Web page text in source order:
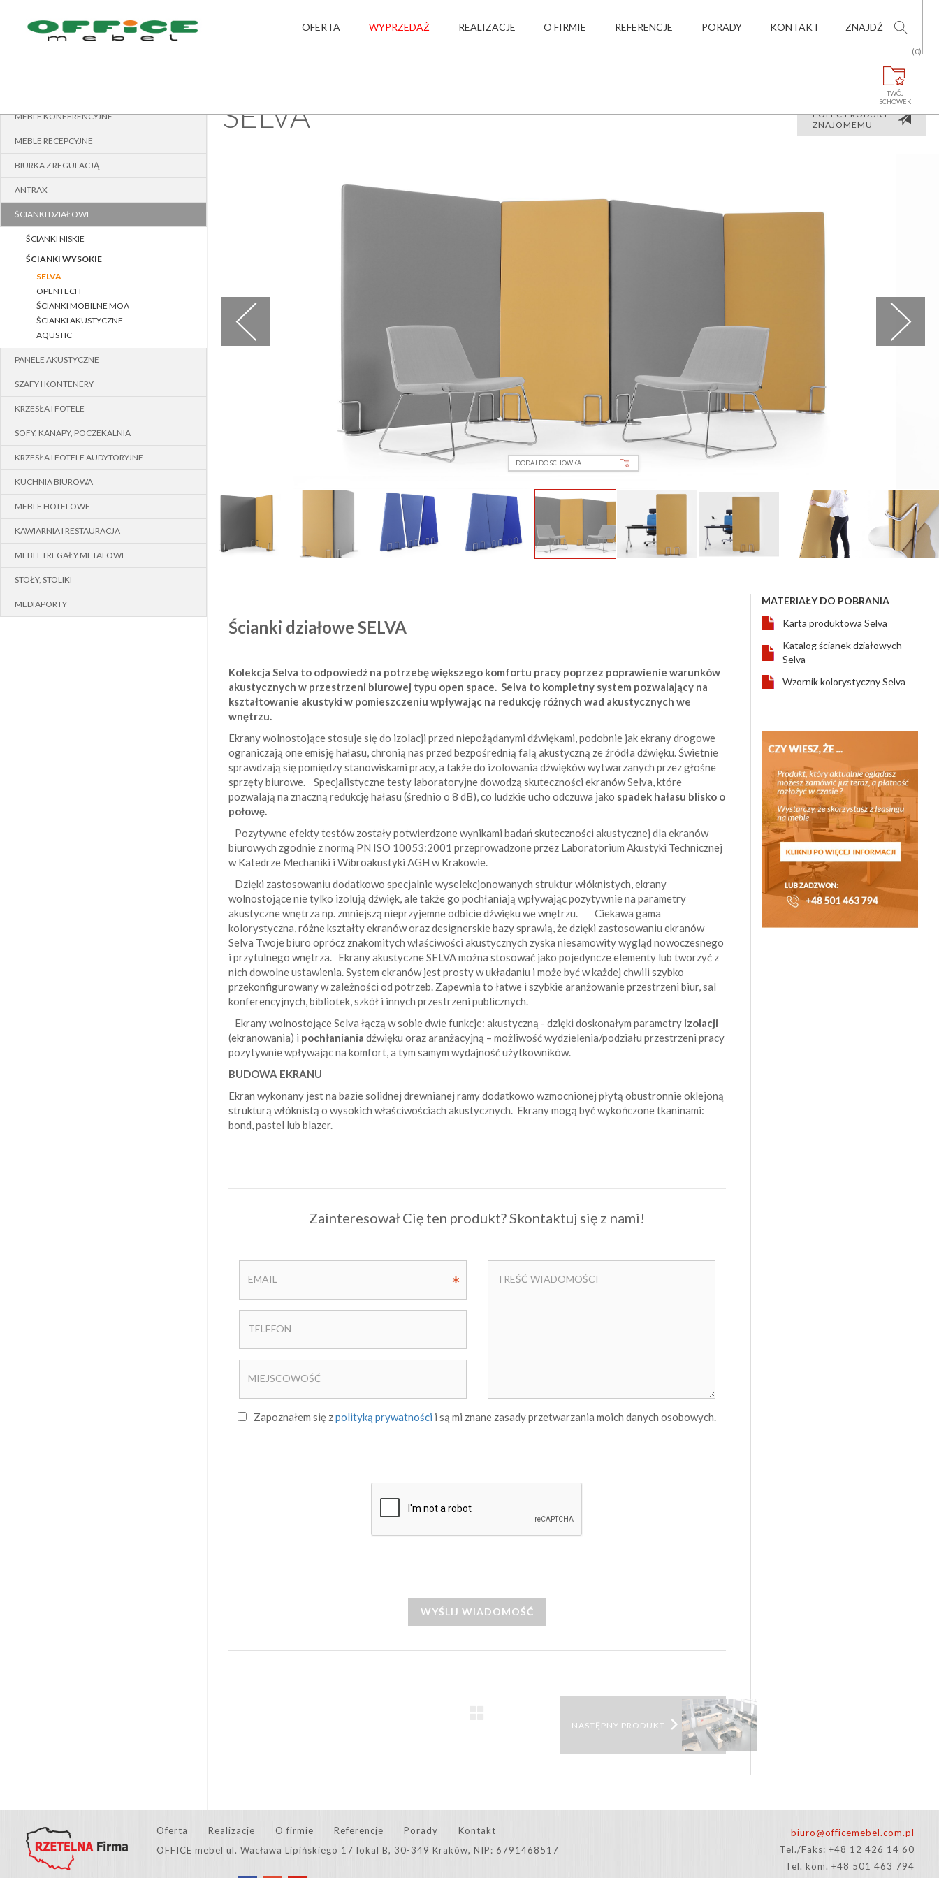
OFERTA WYPRZEDAŻ REALIZACJE O FIRMIE REFERENCJE PORADY KONTAKT ZNAJDŹ
TWÓJ
SCHOWEK
(0)
MEBLE KONFERENCYJNE
MEBLE RECEPCYJNE
BIURKA Z REGULACJĄ
ANTRAX
ŚCIANKI DZIAŁOWE
ŚCIANKI NISKIE
ŚCIANKI WYSOKIE
SELVA
OPENTECH
ŚCIANKI MOBILNE MOA
ŚCIANKI AKUSTYCZNE
AQUSTIC
PANELE AKUSTYCZNE
SZAFY I KONTENERY
KRZESŁA I FOTELE
SOFY, KANAPY, POCZEKALNIA
KRZESŁA I FOTELE AUDYTORYJNE
KUCHNIA BIUROWA
MEBLE HOTELOWE
KAWIARNIA I RESTAURACJA
MEBLE I REGAŁY METALOWE
STOŁY, STOLIKI
MEDIAPORTY
SELVA
POLEĆ PRODUKT
ZNAJOMEMU
DODAJ DO SCHOWKA DODAJ DO SCHOWKA
Ścianki działowe SELVA
Kolekcja Selva to odpowiedź na potrzebę większego komfortu pracy poprzez poprawienie warunków
akustycznych w przestrzeni biurowej typu open space. Selva to kompletny system pozwalający na
kształtowanie akustyki w pomieszczeniu wpływając na redukcję różnych wad akustycznych we
wnętrzu.
Ekrany wolnostojące stosuje się do izolacji przed niepożądanymi dźwiękami, podobnie jak ekrany drogowe
ograniczają one emisję hałasu, chronią nas przed bezpośrednią falą akustyczną ze źródła dźwięku. Świetnie
sprawdzają się pomiędzy stanowiskami pracy, a także do izolowania dźwięków wytwarzanych przez głośne
sprzęty biurowe. Specjalistyczne testy laboratoryjne dowodzą skuteczności ekranów Selva, które
pozwalają na znaczną redukcję hałasu (średnio o 8 dB), co ludzkie ucho odczuwa jako spadek hałasu blisko o
połowę.
Pozytywne efekty testów zostały potwierdzone wynikami badań skuteczności akustycznej dla ekranów
biurowych zgodnie z normą PN ISO 10053:2001 przeprowadzone przez Laboratorium Akustyki Technicznej
w Katedrze Mechaniki i Wibroakustyki AGH w Krakowie.
Dzięki zastosowaniu dodatkowo specjalnie wyselekcjonowanych struktur włóknistych, ekrany
wolnostojące nie tylko izolują dźwięk, ale także go pochłaniają wpływając pozytywnie na parametry
akustyczne wnętrza np. zmniejszą nieprzyjemne odbicie dźwięku we wnętrzu. Ciekawa gama
kolorystyczna, różne kształty ekranów oraz designerskie bazy sprawią, że dzięki zastosowaniu ekranów
Selva Twoje biuro oprócz znakomitych właściwości akustycznych zyska niesamowity wygląd nowoczesnego
i przytulnego wnętrza. Ekrany akustyczne SELVA można stosować jako pojedyncze elementy lub tworzyć z
nich dowolne ustawienia. System ekranów jest prosty w układaniu i może być w każdej chwili szybko
przekonfigurowany w zależności od potrzeb. Zapewnia to łatwe i szybkie aranżowanie przestrzeni biur, sal
konferencyjnych, bibliotek, szkół i innych przestrzeni publicznych.
Ekrany wolnostojące Selva łączą w sobie dwie funkcje: akustyczną - dzięki doskonałym parametry izolacji
(ekranowania) i pochłaniania dźwięku oraz aranżacyjną – możliwość wydzielenia/podziału przestrzeni pracy
pozytywnie wpływając na komfort, a tym samym wydajność użytkowników.
BUDOWA EKRANU
Ekran wykonany jest na bazie solidnej drewnianej ramy dodatkowo wzmocnionej płytą obustronnie oklejoną
strukturą włóknistą o wysokich właściwościach akustycznych. Ekrany mogą być wykończone tkaninami:
bond, pastel lub blazer.
Zainteresował Cię ten produkt? Skontaktuj się z nami!
Zapoznałem się zpolityką prywatności i są mi znane zasady przetwarzania moich danych osobowych.
WYŚLIJ WIADOMOŚĆ
NASTĘPNY PRODUKT
MATERIAŁY DO POBRANIA
Karta produktowa Selva
Katalog ścianek działowych
Selva
Wzornik kolorystyczny Selva
Oferta Realizacje O firmie Referencje Porady
Kontakt
OFFICE mebel ul. Wacława Lipińskiego 17 lokal B, 30-349 Kraków, NIP: 6791468517
biuro@officemebel.com.pl
Tel./Faks: +48 12 426 14 60
Tel. kom. +48 501 463 794